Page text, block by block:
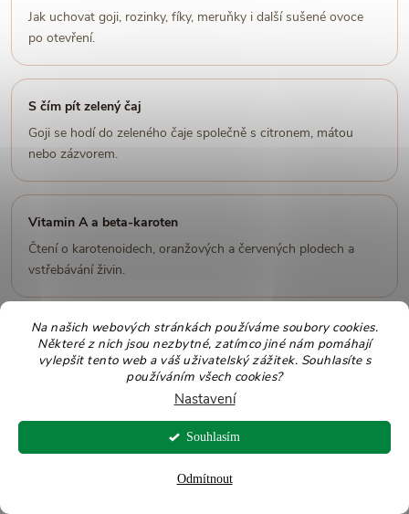
Na našich webových stránkách používáme soubory cookies.
Některé z nich jsou nezbytné, zatímco jiné nám pomáhají
vylepšit tento web a váš uživatelský zážitek. Souhlasíte s
používáním všech cookies?
Nastavení
Odmítnout
Souhlasím
Jak uchovat goji, rozinky, fíky, meruňky i další sušené ovoce
po otevření.
S čím pít zelený čaj
Goji se hodí do zeleného čaje společně s citronem, mátou
nebo zázvorem.
Vitamin A a beta-karoten
Čtení o karotenoidech, oranžových a červených plodech a
vstřebávání živin.
Rozinky pro děti
Praktické informace o sušeném ovoci v dětském jídelníčku,
porcích a bezpečném podávání.
Jednoduché kombinace s goji